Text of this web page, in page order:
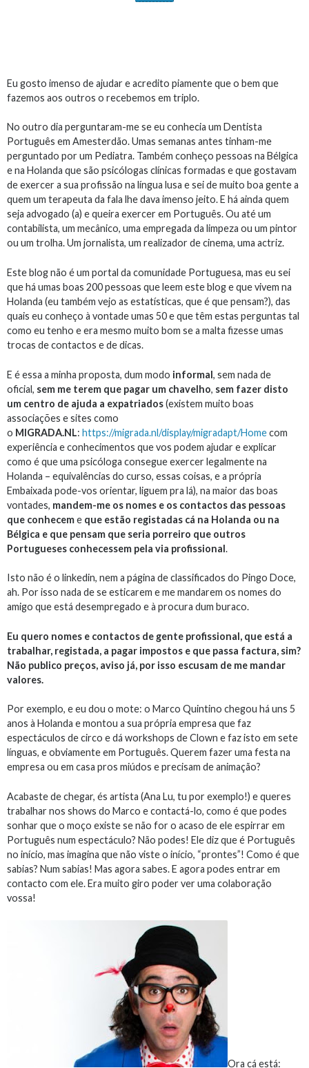
Eu gosto imenso de ajudar e acredito piamente que o bem que
fazemos aos outros o recebemos em triplo.
No outro dia perguntaram-me se eu conhecia um Dentista
Português em Amesterdão. Umas semanas antes tinham-me
perguntado por um Pediatra. Também conheço pessoas na Bélgica
e na Holanda que são psicólogas clínicas formadas e que gostavam
de exercer a sua profissão na língua lusa e sei de muito boa gente a
quem um terapeuta da fala lhe dava imenso jeito. E há ainda quem
seja advogado (a) e queira exercer em Português. Ou até um
contabilista, um mecânico, uma empregada da limpeza ou um pintor
ou um trolha. Um jornalista, um realizador de cinema, uma actriz.
Este blog não é um portal da comunidade Portuguesa, mas eu sei
que há umas boas 200 pessoas que leem este blog e que vivem na
Holanda (eu também vejo as estatísticas, que é que pensam?), das
quais eu conheço à vontade umas 50 e que têm estas perguntas tal
como eu tenho e era mesmo muito bom se a malta fizesse umas
trocas de contactos e de dicas.
E é essa a minha proposta, dum modo informal, sem nada de
oficial, sem me terem que pagar um chavelho, sem fazer disto
um centro de ajuda a expatriados(existem muito boas
associações e sites como
o MIGRADA.NL: https://migrada.nl/display/migradapt/Homecom
experiência e conhecimentos que vos podem ajudar e explicar
como é que uma psicóloga consegue exercer legalmente na
Holanda – equivalências do curso, essas coisas, e a própria
Embaixada pode-vos orientar, liguem pra lá), na maior das boas
vontades, mandem-me os nomes e os contactos das pessoas
que conheceme que estão registadas cá na Holanda ou na
Bélgica e que pensam que seria porreiro que outros
Portugueses conhecessem pela via profissional.
Isto não é o linkedin, nem a página de classificados do Pingo Doce,
ah. Por isso nada de se esticarem e me mandarem os nomes do
amigo que está desempregado e à procura dum buraco.
Eu quero nomes e contactos de gente profissional, que está a
trabalhar, registada, a pagar impostos e que passa factura, sim?
Não publico preços, aviso já, por isso escusam de me mandar
valores.
Por exemplo, e eu dou o mote: o Marco Quintino chegou há uns 5
anos à Holanda e montou a sua própria empresa que faz
espectáculos de circo e dá workshops de Clown e faz isto em sete
línguas, e obviamente em Português. Querem fazer uma festa na
empresa ou em casa pros miúdos e precisam de animação?
Acabaste de chegar, és artista (Ana Lu, tu por exemplo!) e queres
trabalhar nos shows do Marco e contactá-lo, como é que podes
sonhar que o moço existe se não for o acaso de ele espirrar em
Português num espectáculo? Não podes! Ele diz que é Português
no início, mas imagina que não viste o início, “prontes”! Como é que
sabias? Num sabias! Mas agora sabes. E agora podes entrar em
contacto com ele. Era muito giro poder ver uma colaboração
vossa!
Ora cá está: